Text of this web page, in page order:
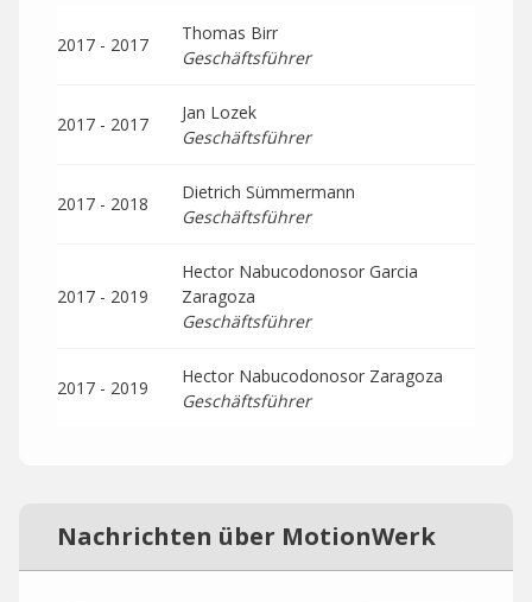
2017 - 2017
Thomas Birr
Geschäftsführer
2017 - 2017
Jan Lozek
Geschäftsführer
2017 - 2018
Dietrich Sümmermann
Geschäftsführer
2017 - 2019
Hector Nabucodonosor Garcia
Zaragoza
Geschäftsführer
2017 - 2019
Hector Nabucodonosor Zaragoza
Geschäftsführer
Nachrichten über MotionWerk